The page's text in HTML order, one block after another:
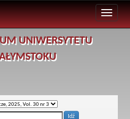
UNIWERSYTETU